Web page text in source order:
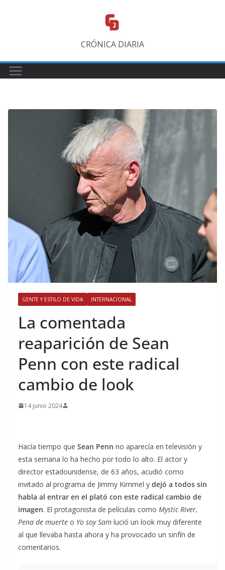
CRÓNICA DIARIA
GENTE Y ESTILO DE VIDA INTERNACIONAL
​La comentada
reaparición de Sean
Penn con este radical
cambio de look
14 junio 2024
Hacía tiempo que Sean Penn no aparecía en televisión y
esta semana lo ha hecho por todo lo alto. El actor y
director estadounidense, de 63 años, acudió como
invitado al programa de Jimmy Kimmel y dejó a todos sin
habla al entrar en el plató con este radical cambio de
imagen. El protagonista de películas como Mystic River,
Pena de muerte o Yo soy Sam lució un look muy diferente
al que llevaba hasta ahora y ha provocado un sinfín de
comentarios.